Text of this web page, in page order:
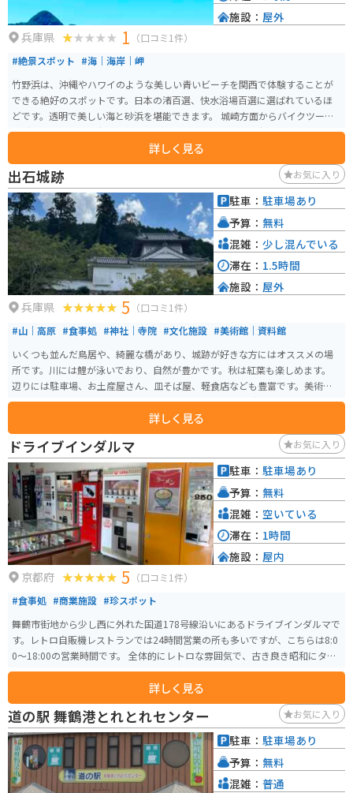
兵庫県 1 （口コミ1件）
#絶景スポット #海｜海岸｜岬
竹野浜は、沖縄やハワイのような美しい青いビーチを関西で体験することが
できる絶好のスポットです。日本の渚百選、快水浴場百選に選ばれているほ
どです。透明で美しい海と砂浜を堪能できます。 城崎方面からバイクツーリ
ングで訪れると、高台から美しいビーチが一望できます。海岸線を走ると気
持ちが良いです。ビーチは広々として遠浅で、比較的穏やかです。
詳しく見る
施設： 屋外
出石城跡 お気に入り
兵庫県 5 （口コミ1件）
#山｜高原 #食事処 #神社｜寺院 #文化施設 #美術館｜資料館
いくつも並んだ鳥居や、綺麗な橋があり、城跡が好きな方にはオススメの場
所です。川には鯉が泳いでおり、自然が豊かです。秋は紅葉も楽しめます。
辺りには駐車場、お土産屋さん、皿そば屋、軽食店なども豊富です。美術館
もすぐあります。辺りは田園や山道ですので、ツーリングにも最適です。
詳しく見る
駐車： 駐車場あり
予算： 無料
混雑： 少し混んでいる
滞在： 1.5時間
施設： 屋外
ドライブインダルマ お気に入り
京都府 5 （口コミ1件）
#食事処 #商業施設 #珍スポット
舞鶴市街地から少し西に外れた国道178号線沿いにあるドライブインダルマで
す。レトロ自販機レストランでは24時間営業の所も多いですが、こちらは8:0
0～18:00の営業時間です。 全体的にレトロな雰囲気で、古き良き昭和にタイ
ムスリップできる空間です。インベーダーゲームをはじめ、2〜30年前のゲー
ムもあります。一部マニアには“自動販売機の聖地”とも呼ばれているようで
す。
詳しく見る
駐車： 駐車場あり
予算： 無料
混雑： 空いている
滞在： 1時間
施設： 屋内
道の駅 舞鶴港とれとれセンター お気に入り
駐車： 駐車場あり
予算： 無料
混雑： 普通